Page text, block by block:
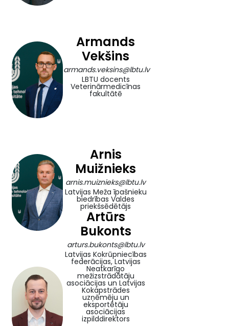
Armands
Vekšins
armands.veksins@lbtu.lv
LBTU docents
Veterinārmedicīnas
fakultātē
Arnis
Muižnieks
arnis.muiznieks@lbtu.lv
Latvijas Meža īpašnieku
biedrības Valdes
priekšsēdētājs
Artūrs
Bukonts
arturs.bukonts@lbtu.lv
Latvijas Kokrūpniecības
federācijas, Latvijas
Neatkarīgo
mežizstrādātāju
asociācijas un Latvijas
Kokapstrādes
uzņēmēju un
eksportētāju
asociācijas
izpilddirektors